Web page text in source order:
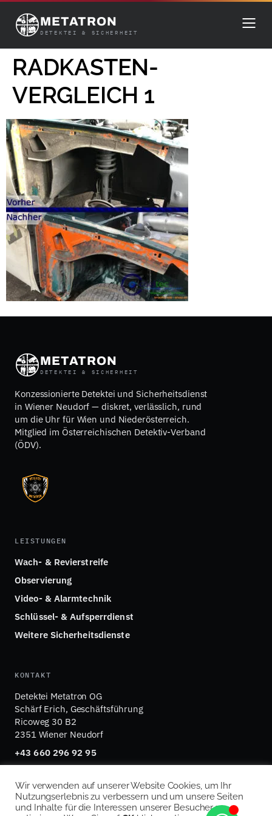
METATRON
DETEKTEI & SICHERHEIT
RADKASTEN-
VERGLEICH 1
METATRON
DETEKTEI & SICHERHEIT
Konzessionierte Detektei und Sicherheitsdienst
in Wiener Neudorf — diskret, verlässlich, rund
um die Uhr für Wien und Niederösterreich.
Mitglied im Österreichischen Detektiv-Verband
(ÖDV).
LEISTUNGEN
Wach- & Revierstreife
Observierung
Video- & Alarmtechnik
Schlüssel- & Aufsperrdienst
Weitere Sicherheitsdienste
KONTAKT
Detektei Metatron OG
Schärf Erich, Geschäftsführung
Ricoweg 30 B2
2351 Wiener Neudorf
+43 660 296 92 95
Wir verwenden auf unserer Website Cookies, um Ihr
Nutzungserlebnis zu verbessern und um unsere Seiten
und Inhalte für die Interessen unserer Besucher zu